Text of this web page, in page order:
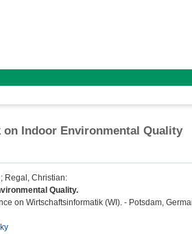
on Indoor Environmental Quality
; Regal, Christian:
Quality.
on Wirtschaftsinformatik (WI). - Potsdam,